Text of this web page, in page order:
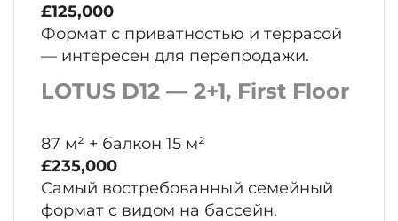
£125,000
Формат с приватностью и террасой
— интересен для перепродажи.
LOTUS D12 — 2+1, First Floor
87 м² + балкон 15 м²
£235,000
Самый востребованный семейный
формат с видом на бассейн.